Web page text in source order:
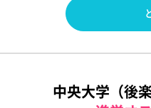
中央大学（後